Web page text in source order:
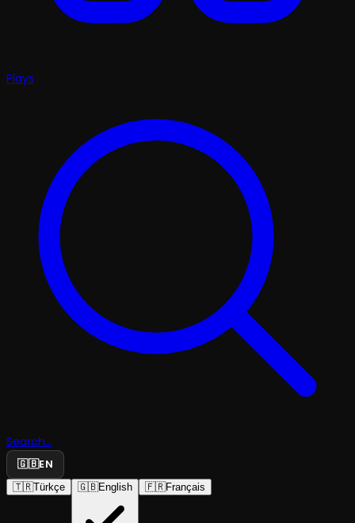
Plays
Search...
🇬🇧EN
🇹🇷Türkçe 🇬🇧English 🇫🇷Français